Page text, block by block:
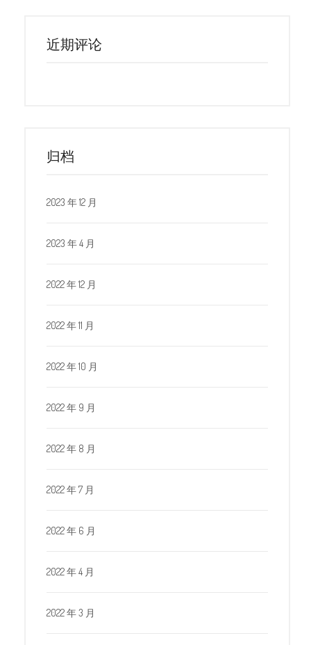
近期评论
归档
2023 年 12 月
2023 年 4 月
2022 年 12 月
2022 年 11 月
2022 年 10 月
2022 年 9 月
2022 年 8 月
2022 年 7 月
2022 年 6 月
2022 年 4 月
2022 年 3 月